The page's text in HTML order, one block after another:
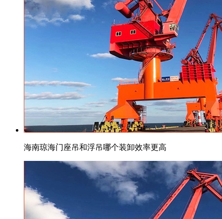
海南琼海门座吊和浮吊哪个装卸效率更高